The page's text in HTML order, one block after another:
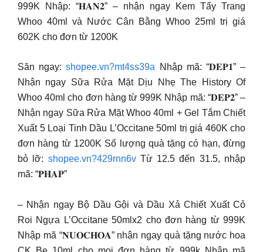
999K Nhập: “𝐇𝐀𝐍𝟐” – nhận ngay Kem Tẩy Trang
Whoo 40ml và Nước Cân Bằng Whoo 25ml trị giá
602K cho đơn từ 1200K
Săn ngay:shopee.vn?mt4ss39a Nhập mã: “𝐃𝐄𝐏𝟏” –
Nhận ngay Sữa Rửa Mặt Dịu Nhẹ The History Of
Whoo 40ml cho đơn hàng từ 999K Nhập mã: “𝐃𝐄𝐏𝟐” –
Nhận ngay Sữa Rửa Mặt Whoo 40ml + Gel Tắm Chiết
Xuất 5 Loại Tinh Dầu L’Occitane 50ml trị giá 460K cho
đơn hàng từ 1200K Số lượng quà tặng có hạn, đừng
bỏ lỡ: shopee.vn?429rnn6vTừ 12.5 đến 31.5, nhập
mã: “𝐏𝐇𝐀𝐏”
– Nhận ngay Bộ Dầu Gội và Dầu Xả Chiết Xuất Cỏ
Roi Ngựa L’Occitane 50mlx2 cho đơn hàng từ 999K
Nhập mã “𝐍𝐔𝐎𝐂𝐇𝐎𝐀” nhận ngay quà tặng nước hoa